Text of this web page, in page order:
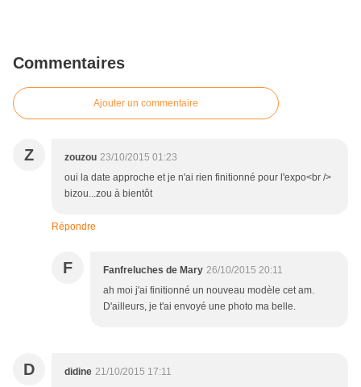
Commentaires
Ajouter un commentaire
Z zouzou 23/10/2015 01:23
oui la date approche et je n'ai rien finitionné pour l'expo<br />
bizou...zou à bientôt
Répondre
F Fanfreluches de Mary 26/10/2015 20:11
ah moi j'ai finitionné un nouveau modèle cet am.
D'ailleurs, je t'ai envoyé une photo ma belle.
D didine 21/10/2015 17:11